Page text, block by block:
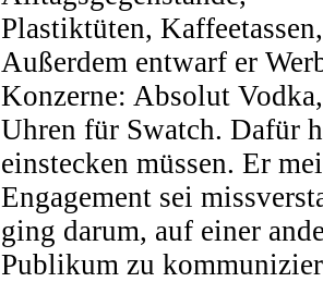
Plastiktüten,
Außerdem entwarf er
Konzerne: Absolut
Uhren für Swatch. Dafür
einstecken müssen. Er
Engagement sei
ging darum, auf einer
Publikum zu